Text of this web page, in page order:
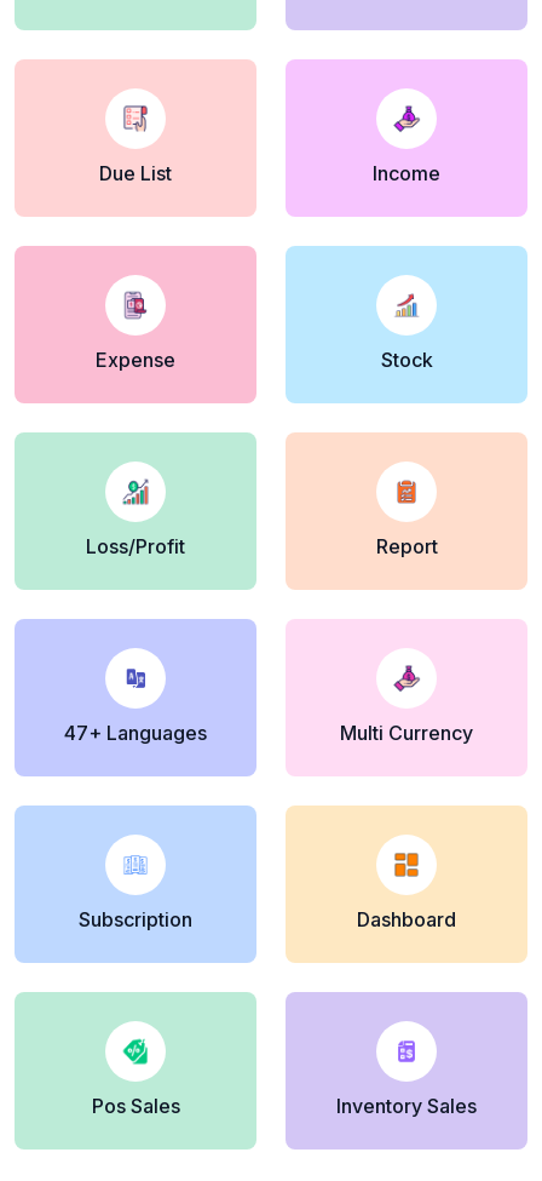
Due List Income
Expense Stock
Loss/Profit Report
47+ Languages Multi Currency
Subscription Dashboard
Pos Sales Inventory Sales